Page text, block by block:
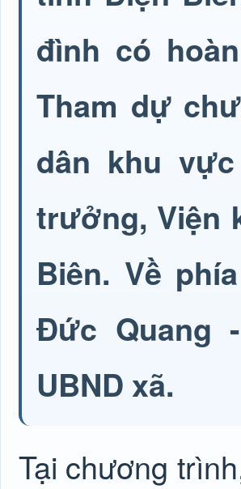
đình có
Tham dự
dân khu
trưởng, Viện
Biên. Về
Đức Quang
UBND xã.
Tại chương